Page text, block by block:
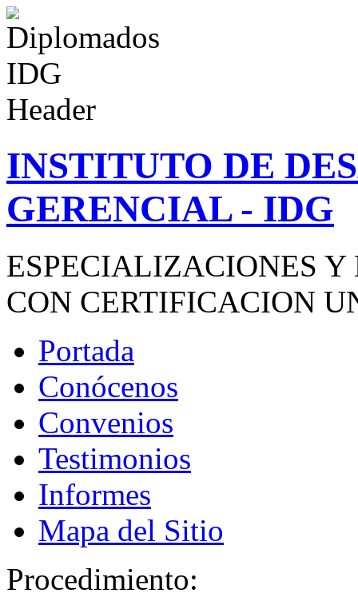
INSTITUTO DE
GERENCIAL - IDG
ESPECIALIZACIONES
CON CERTIFICACION
Portada
Conócenos
Convenios
Testimonios
Informes
Mapa del Sitio
Procedimiento: